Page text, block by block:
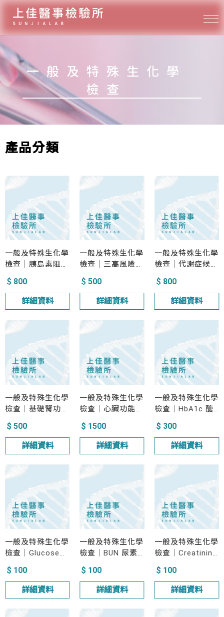
一般及特殊生化學
檢查
產品分類
一般及特殊生化學
檢查｜胰島素阻抗
評估 HOMA-IR
$ 800
詳細資料
一般及特殊生化學
檢查｜三高風險預
防篩檢
$ 500
詳細資料
一般及特殊生化學
檢查｜代謝症候群
風險篩檢
$ 800
詳細資料
一般及特殊生化學
檢查｜基礎腎功能
篩檢
$ 500
詳細資料
一般及特殊生化學
檢查｜心臟功能評
估篩檢
$ 1500
詳細資料
一般及特殊生化學
檢查｜HbA1c 醣
化血紅素
$ 300
詳細資料
一般及特殊生化學
檢查｜Glucose
AC/PC 血糖
$ 100
詳細資料
一般及特殊生化學
檢查｜BUN 尿素
氮
$ 100
詳細資料
一般及特殊生化學
檢查｜Creatinine
肌酸酐 B/U
$ 100
詳細資料